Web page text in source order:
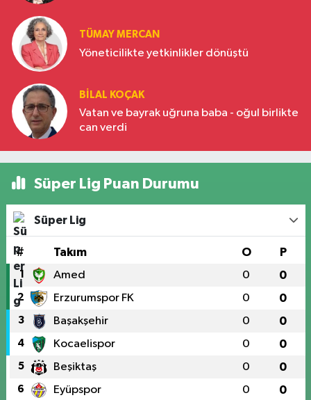
TÜMAY MERCAN
Yöneticilikte yetkinlikler dönüştü
BILAL KOÇAK
Vatan ve bayrak uğruna baba - oğul birlikte
can verdi
Süper Lig Puan Durumu
Süper Lig
# Takım O P
1 Amed 0 0
2 Erzurumspor FK 0 0
3 Başakşehir 0 0
4 Kocaelispor 0 0
5 Beşiktaş 0 0
6 Eyüpspor 0 0